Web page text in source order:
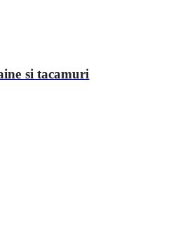
si tacamuri